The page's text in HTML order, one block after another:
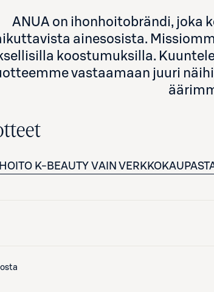
ANUA on ihonhoitobrändi,
ainesosista.
koostumuksilla.
vastaamaan juuri
K-BEAUTY VAIN